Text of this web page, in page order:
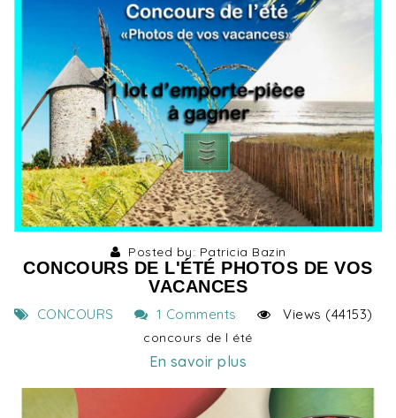
Posted by: Patricia Bazin
CONCOURS DE L'ÉTÉ PHOTOS DE VOS
VACANCES
CONCOURS 1 Comments Views (44153)
concours de l été
En savoir plus